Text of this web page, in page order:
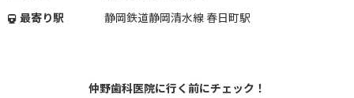
最寄り駅
静岡鉄道静岡清水線 春日町駅
仲野歯科医院に行く前にチェック！